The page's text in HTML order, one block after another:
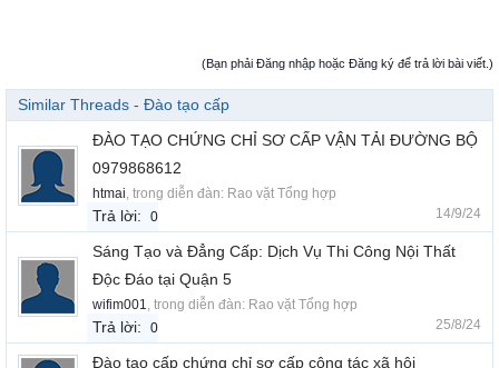
(Bạn phải Đăng nhập hoặc Đăng ký để trả lời bài viết.)
Similar Threads - Đào tạo cấp
ĐÀO TẠO CHỨNG CHỈ SƠ CẤP VẬN TẢI ĐƯỜNG BỘ
0979868612
htmai, trong diễn đàn: Rao vặt Tổng hợp
Trả lời: 0 14/9/24
Sáng Tạo và Đẳng Cấp: Dịch Vụ Thi Công Nội Thất
Độc Đáo tại Quận 5
wifim001, trong diễn đàn: Rao vặt Tổng hợp
Trả lời: 0 25/8/24
Đào tạo cấp chứng chỉ sơ cấp công tác xã hội